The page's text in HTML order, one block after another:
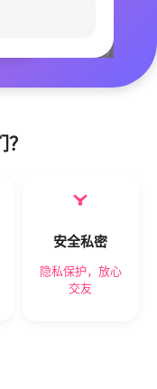
安全私密
隐私保护，放心
交友